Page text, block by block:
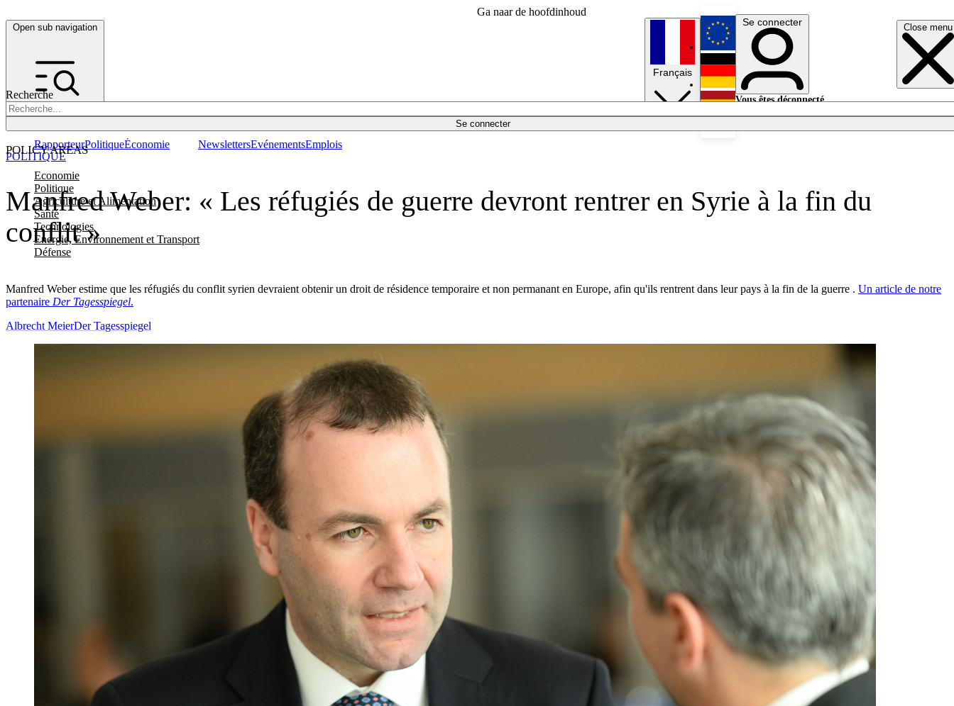
Ga naar de hoofdinhoud
Open sub navigation Close menu
Recherche
Se connecter
POLICY AREAS
Economie
Politique
Agriculture et Alimentation
Santé
Technologies
Energie, Environnement et Transport
Défense
RapporteurPolitiqueÉconomie NewslettersEvénementsEmplois
Français
English
Deutsch
Se connecter
Vous êtes déconnecté.
Manfred Weber: « Les réfugiés de guerre devront rentrer en Syrie à la fin du
conflit »
Manfred Weber estime que les réfugiés du conflit syrien devraient obtenir un droit de résidence temporaire et non permanant en Europe, afin qu'ils rentrent dans leur pays à la fin de la guerre . Un article de notre
partenaire Der Tagesspiegel.
POLITIQUE
Albrecht MeierDer Tagesspiegel